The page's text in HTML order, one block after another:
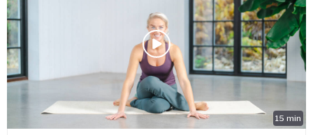
Vården – Yogobe Health & Care
Så stöttar Yogobe patienter, förskrivare och sjukvården
FaR
Fysisk aktivitet på recept
Företag
Stöd till arbetsgivare, försäkringsbolag & organisationer
Arbetsgivare
15 min